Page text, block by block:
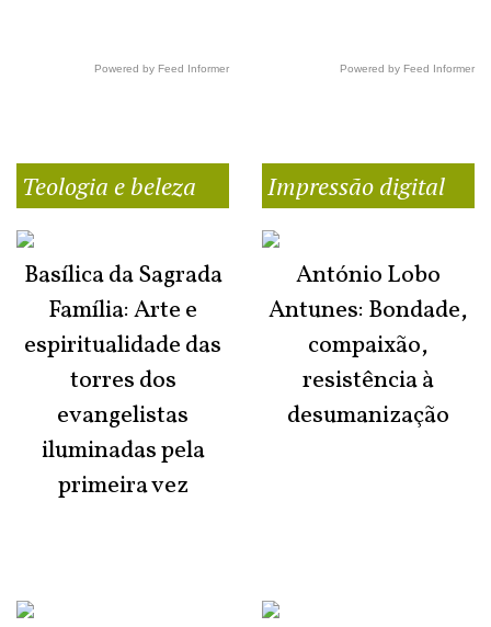
Powered by Feed Informer Powered by Feed Informer
Teologia e beleza
Basílica da Sagrada
Família: Arte e
espiritualidade das
torres dos
evangelistas
iluminadas pela
primeira vez
Impressão digital
António Lobo
Antunes: Bondade,
compaixão,
resistência à
desumanização